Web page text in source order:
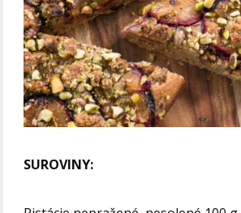
SUROVINY: